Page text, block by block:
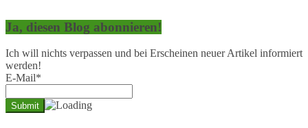
Ja, diesen Blog abonnieren!
Ich will nichts verpassen und bei Erscheinen neuer Artikel informiert
werden!
E-Mail*